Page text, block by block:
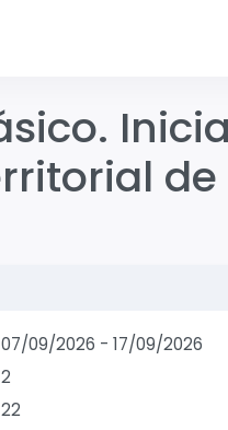
07/09/2026 - 17/09/2026
2
22